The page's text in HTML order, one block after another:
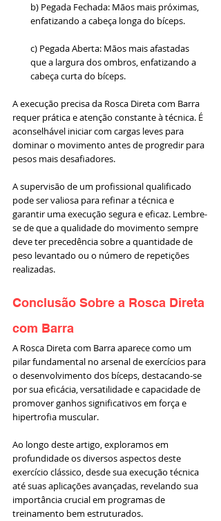
b) Pegada Fechada: Mãos mais próximas,
enfatizando a cabeça longa do bíceps.
c) Pegada Aberta: Mãos mais afastadas
que a largura dos ombros, enfatizando a
cabeça curta do bíceps.
A execução precisa da Rosca Direta com Barra
requer prática e atenção constante à técnica. É
aconselhável iniciar com cargas leves para
dominar o movimento antes de progredir para
pesos mais desafiadores.
A supervisão de um profissional qualificado
pode ser valiosa para refinar a técnica e
garantir uma execução segura e eficaz. Lembre-
se de que a qualidade do movimento sempre
deve ter precedência sobre a quantidade de
peso levantado ou o número de repetições
realizadas.
Conclusão Sobre a Rosca Direta
com Barra
A Rosca Direta com Barra aparece como um
pilar fundamental no arsenal de exercícios para
o desenvolvimento dos bíceps, destacando-se
por sua eficácia, versatilidade e capacidade de
promover ganhos significativos em força e
hipertrofia muscular.
Ao longo deste artigo, exploramos em
profundidade os diversos aspectos deste
exercício clássico, desde sua execução técnica
até suas aplicações avançadas, revelando sua
importância crucial em programas de
treinamento bem estruturados.